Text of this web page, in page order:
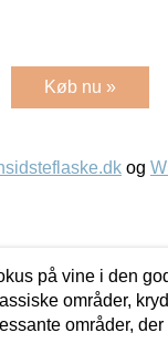
Køb nu »
og
på vine i den
områder,
områder, der